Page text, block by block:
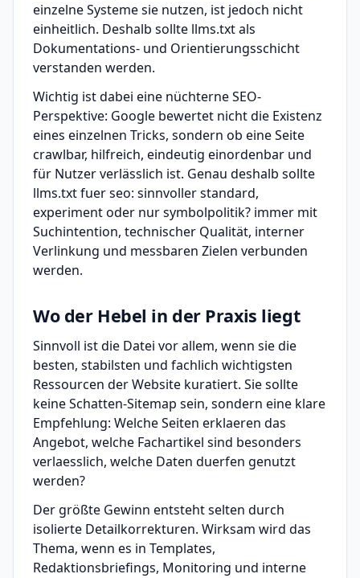
einzelne Systeme sie nutzen, ist jedoch nicht
einheitlich. Deshalb sollte llms.txt als
Dokumentations- und Orientierungsschicht
verstanden werden.
Wichtig ist dabei eine nüchterne SEO-
Perspektive: Google bewertet nicht die Existenz
eines einzelnen Tricks, sondern ob eine Seite
crawlbar, hilfreich, eindeutig einordenbar und
für Nutzer verlässlich ist. Genau deshalb sollte
llms.txt fuer seo: sinnvoller standard,
experiment oder nur symbolpolitik? immer mit
Suchintention, technischer Qualität, interner
Verlinkung und messbaren Zielen verbunden
werden.
Wo der Hebel in der Praxis liegt
Sinnvoll ist die Datei vor allem, wenn sie die
besten, stabilsten und fachlich wichtigsten
Ressourcen der Website kuratiert. Sie sollte
keine Schatten-Sitemap sein, sondern eine klare
Empfehlung: Welche Seiten erklaeren das
Angebot, welche Fachartikel sind besonders
verlaesslich, welche Daten duerfen genutzt
werden?
Der größte Gewinn entsteht selten durch
isolierte Detailkorrekturen. Wirksam wird das
Thema, wenn es in Templates,
Redaktionsbriefings, Monitoring und interne